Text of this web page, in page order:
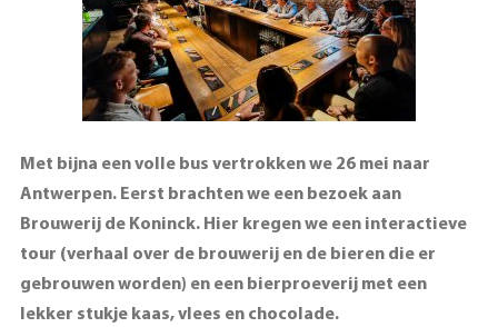
Met bijna een volle bus vertrokken we 26 mei naar
Antwerpen. Eerst brachten we een bezoek aan
Brouwerij de Koninck. Hier kregen we een interactieve
tour (verhaal over de brouwerij en de bieren die er
gebrouwen worden) en een bierproeverij met een
lekker stukje kaas, vlees en chocolade.